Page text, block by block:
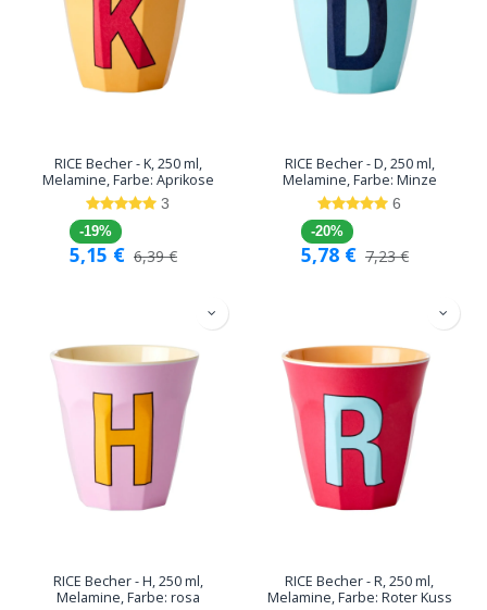
RICE Becher - K, 250 ml,
Melamine, Farbe: Aprikose
3
-19%
5,15 € 6,39€
RICE Becher - D, 250 ml,
Melamine, Farbe: Minze
6
-20%
5,78 € 7,23€
RICE Becher - H, 250 ml,
Melamine, Farbe: rosa
RICE Becher - R, 250 ml,
Melamine, Farbe: Roter Kuss